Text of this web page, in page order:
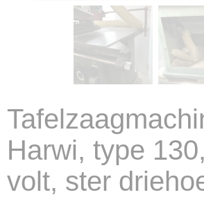
Harwi, type
volt, ster